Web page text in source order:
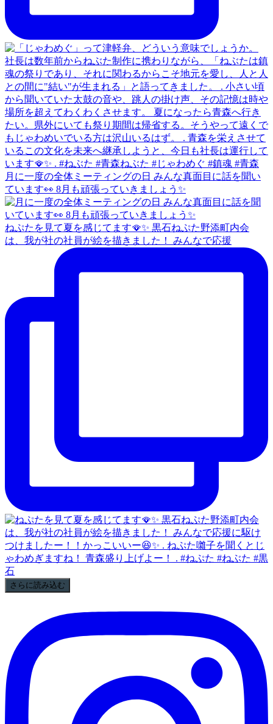
月に一度の全体ミーティングの日 みんな真面目に話を聞い
ています👀 8月も頑張っていきましょう✨
ねぷたを見て夏を感じてます🪭✨ 黒石ねぷた野添町内会
は、我が社の社員が絵を描きました！ みんなで応援
さらに読み込む